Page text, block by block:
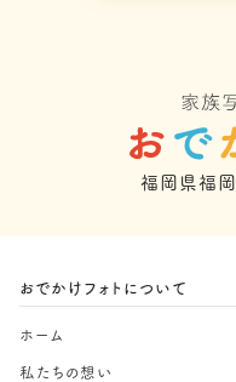
福岡県福
おでかけフォトについて
ホーム
私たちの想い